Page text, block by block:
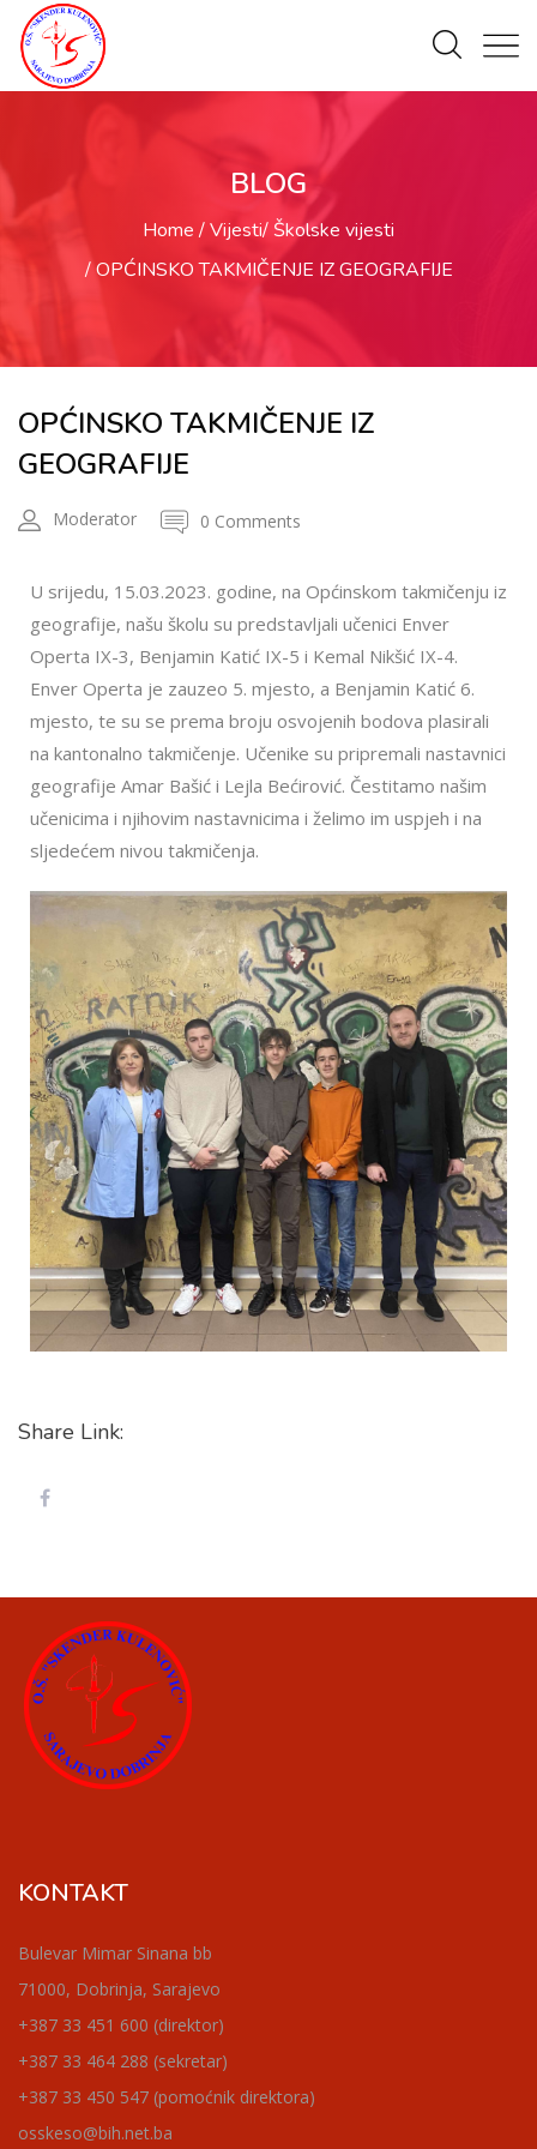
BLOG
Home Vijesti Školske vijesti
OPĆINSKO TAKMIČENJE IZ GEOGRAFIJE
OPĆINSKO TAKMIČENJE IZ
GEOGRAFIJE
Moderator 0 Comments
U srijedu, 15.03.2023. godine, na Općinskom takmičenju iz
geografije, našu školu su predstavljali učenici Enver
Operta IX-3, Benjamin Katić IX-5 i Kemal Nikšić IX-4.
Enver Operta je zauzeo 5. mjesto, a Benjamin Katić 6.
mjesto, te su se prema broju osvojenih bodova plasirali
na kantonalno takmičenje. Učenike su pripremali nastavnici
geografije Amar Bašić i Lejla Bećirović. Čestitamo našim
učenicima i njihovim nastavnicima i želimo im uspjeh i na
sljedećem nivou takmičenja.
Share Link:
KONTAKT
Bulevar Mimar Sinana bb
71000, Dobrinja, Sarajevo
+387 33 451 600 (direktor)
+387 33 464 288 (sekretar)
+387 33 450 547 (pomoćnik direktora)
osskeso@bih.net.ba